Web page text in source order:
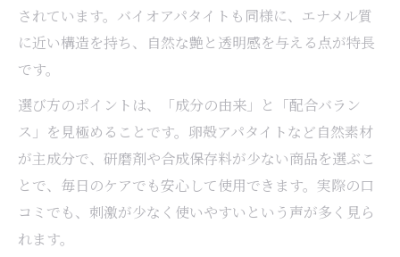
されています。バイオアパタイトも同様に、エナメル質
に近い構造を持ち、自然な艶と透明感を与える点が特長
です。
選び方のポイントは、「成分の由来」と「配合バラン
ス」を見極めることです。卵殻アパタイトなど自然素材
が主成分で、研磨剤や合成保存料が少ない商品を選ぶこ
とで、毎日のケアでも安心して使用できます。実際の口
コミでも、刺激が少なく使いやすいという声が多く見ら
れます。